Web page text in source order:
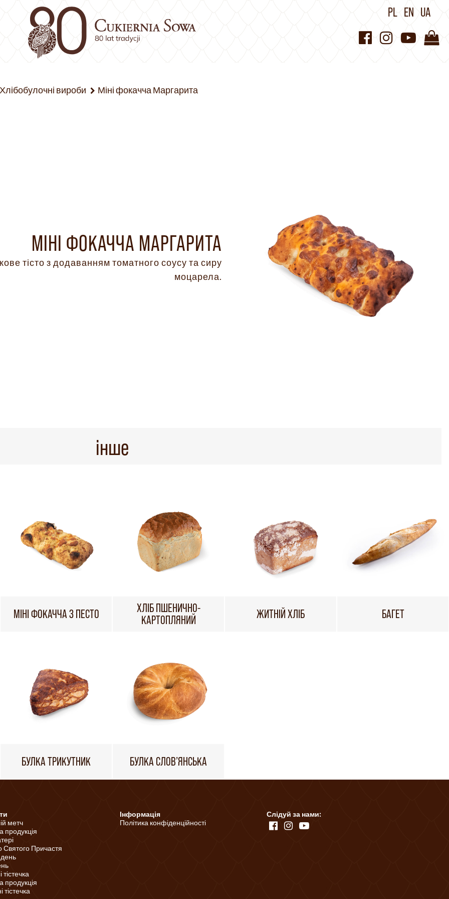
PL EN UA
Хлібобулочні вироби Міні фокачча Маргарита
МІНІ ФОКАЧЧА МАРГАРИТА
тісто з додаванням томатного соусу та сиру
моцарела.
інше
МІНІ ФОКАЧЧА З ПЕСТО
ХЛІБ ПШЕНИЧНО-
КАРТОПЛЯНИЙ
ЖИТНІЙ ХЛІБ БАГЕТ
БУЛКА ТРИКУТНИК БУЛКА СЛОВ’ЯНСЬКА
метч
продукція
Святого Причастя
тістечка
продукція
тістечка
Інформація
Політика конфіденційності
Слідуй за нами: